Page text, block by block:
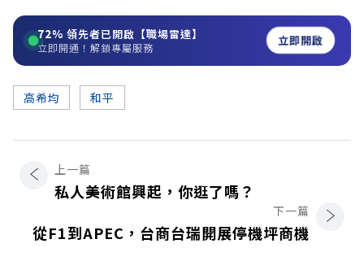
72% 領先者已開啟【職場雷達】
立即開通！解鎖專屬服務 立即開啟
高希均 和平
上一篇
私人美術館興起，你逛了嗎？
下一篇
從F1到APEC，台商台瑞開展停機坪商機